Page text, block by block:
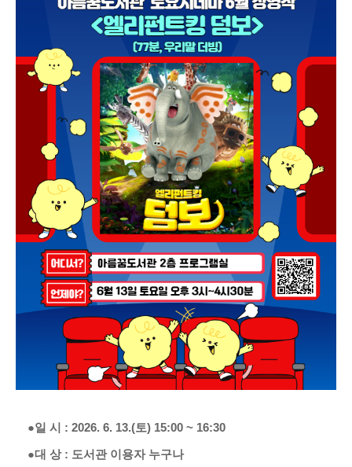
●일 시 : 2026. 6. 13.(토) 15:00 ~ 16:30
●대 상 : 도서관 이용자 누구나